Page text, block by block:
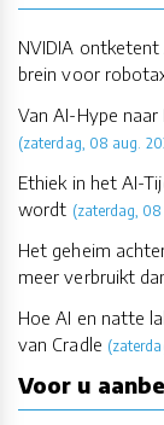
NVIDIA
brein voor
Van AI-Hype
(zaterdag, 08 aug.
Ethiek in het AI-
wordt (zaterdag,
Het geheim
meer verbruikt
Hoe AI en natte
van Cradle
Voor u